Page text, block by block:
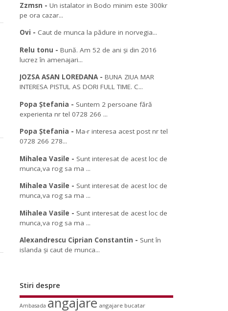
Zzmsn -Un istalator in Bodo minim este 300kr
pe ora cazar...
Ovi - Caut de munca la pădure in norvegia...
Relu tonu -Bună. Am 52 de ani și din 2016
lucrez în amenajari...
JOZSA ASAN LOREDANA-BUNA ZIUA MAR
INTERESA PISTUL AS DORI FULL TIME. C...
Popa Ștefania - Suntem 2 persoane fără
experienta nr tel 0728 266 ...
Popa Ștefania -Ma-r interesa acest post nr tel
0728 266 278...
Mihalea Vasile - Sunt interesat de acest loc de
munca,va rog sa ma ...
Mihalea Vasile - Sunt interesat de acest loc de
munca,va rog sa ma ...
Mihalea Vasile - Sunt interesat de acest loc de
munca,va rog sa ma ...
Alexandrescu Ciprian Constantin - Sunt în
islanda și caut de munca...
Stiri despre
Ambasada angajare angajare bucatar